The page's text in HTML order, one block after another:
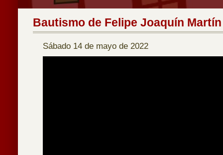
Bautismo de Felipe Joaquín Martín
Sábado 14 de mayo de 2022